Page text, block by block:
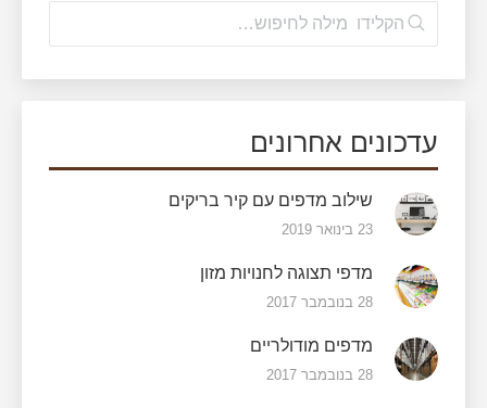
עדכונים אחרונים
שילוב מדפים עם קיר בריקים
23 בינואר 2019
מדפי תצוגה לחנויות מזון
28 בנובמבר 2017
מדפים מודולריים
28 בנובמבר 2017